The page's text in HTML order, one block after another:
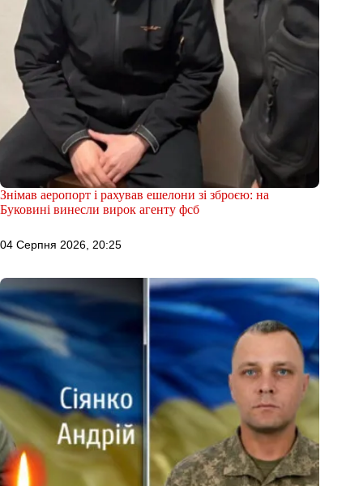
Знімав аеропорт і рахував ешелони зі зброєю: на
Буковині винесли вирок агенту фсб
04 Серпня 2026, 20:25